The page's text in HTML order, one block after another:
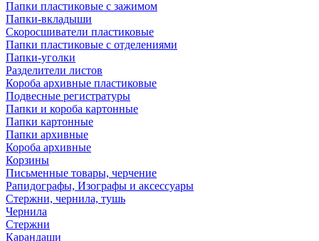
Папки пластиковые с зажимом
Папки-вкладыши
Скоросшиватели пластиковые
Папки пластиковые с отделениями
Папки-уголки
Разделители листов
Короба архивные пластиковые
Подвесные регистратуры
Папки и короба картонные
Папки картонные
Папки архивные
Короба архивные
Корзины
Письменные товары, черчение
Рапидографы, Изографы и аксессуары
Стержни, чернила, тушь
Чернила
Стержни
Карандаши